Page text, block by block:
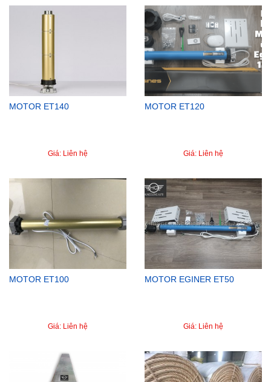
MOTOR ET140
Giá: Liên hệ
MOTOR ET120
Giá: Liên hệ
MOTOR ET100
Giá: Liên hệ
MOTOR EGINER ET50
Giá: Liên hệ